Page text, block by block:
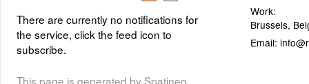
Work:
Brussels,
Email:
Uitvoeringsplan DV -
planspecialecontour
(lu_gewrup_dv_ctspec)
Layer-Group type layer:
There are currently no notifications for
the service, click the feed icon to
subscribe.
This page is generated by Spatineo